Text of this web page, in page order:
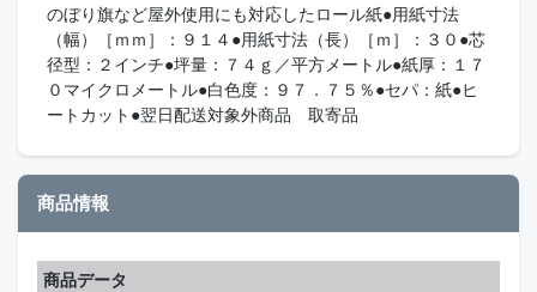
のぼり旗など屋外使用にも対応したロール紙●用紙寸法
（幅）［ｍｍ］：９１４●用紙寸法（長）［ｍ］：３０●芯
径型：２インチ●坪量：７４ｇ／平方メートル●紙厚：１７
０マイクロメートル●白色度：９７．７５％●セパ：紙●ヒ
ートカット●翌日配送対象外商品 取寄品
商品情報
商品データ